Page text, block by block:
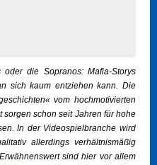
die Sopranos: Mafia-Storys
sich kaum entziehen kann. Die
vom hochmotivierten
schon seit Jahren für hohe
In der Videospielbranche wird
allerdings verhältnismäßig
sind hier vor allem